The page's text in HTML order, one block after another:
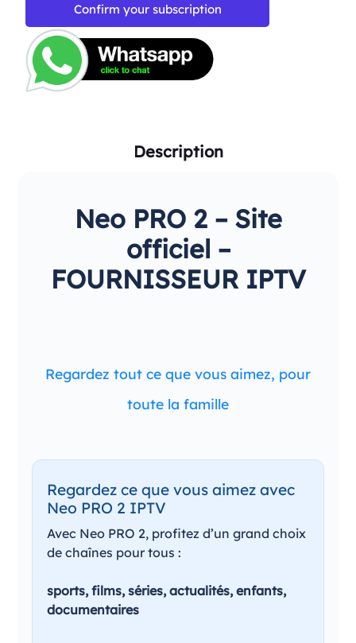
Confirm your subscription
Description
Neo PRO 2 – Site
officiel –
FOURNISSEUR IPTV
Regardez tout ce que vous aimez, pour
toute la famille
Regardez ce que vous aimez avec
Neo PRO 2 IPTV
Avec Neo PRO 2, profitez d’un grand choix
de chaînes pour tous :
sports, films, séries, actualités, enfants,
documentaires